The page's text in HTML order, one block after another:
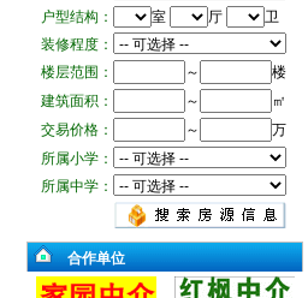
户型结构：
室 厅
卫
装修程度：
楼层范围：
～
楼
建筑面积：
～
㎡
交易价格：
～
万
所属小学：
所属中学：
合作单位